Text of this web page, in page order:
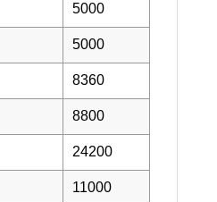
5000
5000
8360
8800
24200
11000